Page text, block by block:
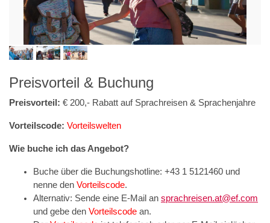
Preisvorteil & Buchung
Preisvorteil: € 200,- Rabatt auf Sprachreisen & Sprachenjahre
Vorteilscode: Vorteilswelten
Wie buche ich das Angebot?
Buche über die Buchungshotline: +43 1 5121460 und
nenne den Vorteilscode.
Alternativ: Sende eine E-Mail an sprachreisen.at@ef.com
und gebe den Vorteilscode an.